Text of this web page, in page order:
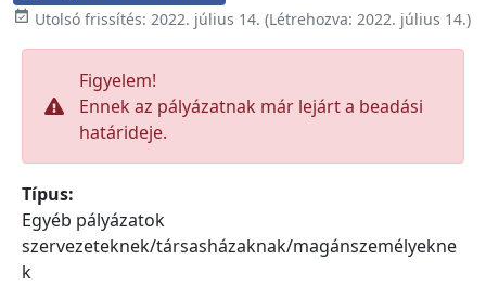
 Utolsó frissítés: 2022. július 14. (Létrehozva: 2022. július 14.)
Figyelem!
Ennek az pályázatnak már lejárt a beadási
határideje.
Típus:
Egyéb pályázatok
szervezeteknek/társasházaknak/magánszemélyekne
k